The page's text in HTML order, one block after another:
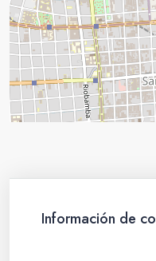
Información de